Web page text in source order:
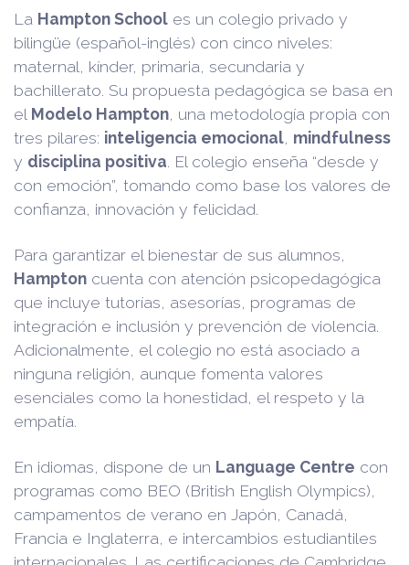
La Hampton School es un colegio privado y
bilingüe (español-inglés) con cinco niveles:
maternal, kínder, primaria, secundaria y
bachillerato. Su propuesta pedagógica se basa en
el Modelo Hampton , una metodología propia con
tres pilares: inteligencia emocional mindfulness
y disciplina positiva . El colegio enseña “desde y
con emoción”, tomando como base los valores de
confianza, innovación y felicidad.
Para garantizar el bienestar de sus alumnos,
Hampton cuenta con atención psicopedagógica
que incluye tutorías, asesorías, programas de
integración e inclusión y prevención de violencia.
Adicionalmente, el colegio no está asociado a
ninguna religión, aunque fomenta valores
esenciales como la honestidad, el respeto y la
empatía.
En idiomas, dispone de un Language Centre con
programas como BEO (British English Olympics),
campamentos de verano en Japón, Canadá,
Francia e Inglaterra, e intercambios estudiantiles